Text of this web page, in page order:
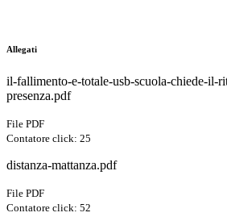
Allegati
il-fallimento-e-totale-usb-scuola-chiede-il-
presenza.pdf
File PDF
Contatore click: 25
distanza-mattanza.pdf
File PDF
Contatore click: 52